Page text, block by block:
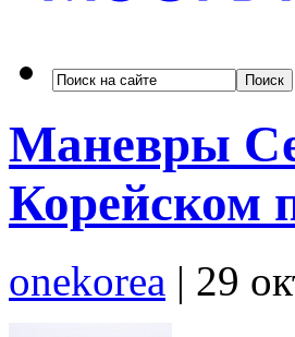
Маневры
Корейском
onekorea | 29